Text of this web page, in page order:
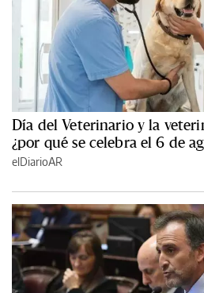
Día del Veterinario y la
¿por qué se celebra el 6 de
elDiarioAR